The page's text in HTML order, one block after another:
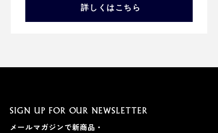
詳しくはこちら
SIGN UP FOR OUR NEWSLETTER
メールマガジンで新商品・